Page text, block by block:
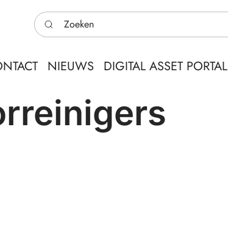
Zoeken
NIEUWS DIGITAL ASSET PORTAL